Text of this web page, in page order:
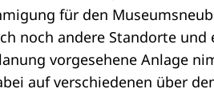
für den
noch andere Standorte
vorgesehene Anlage
auf verschiedenen über